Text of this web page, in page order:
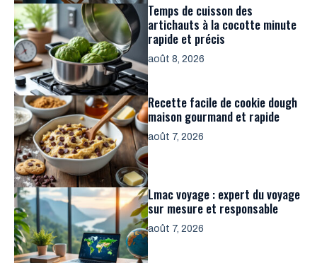
Temps de cuisson des
artichauts à la cocotte minute
rapide et précis
août 8, 2026
Recette facile de cookie dough
maison gourmand et rapide
août 7, 2026
Lmac voyage : expert du voyage
sur mesure et responsable
août 7, 2026